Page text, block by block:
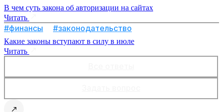
В чем суть закона об авторизации на сайтах
Читать
#финансы #законодательство
Какие законы вступают в силу в июле
Читать